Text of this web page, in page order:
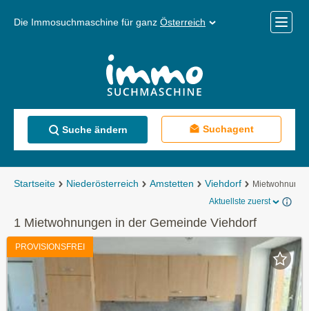
Die Immosuchmaschine für ganz Österreich
Menü
Suche ändern Suchagent
Startseite Niederösterreich Amstetten Viehdorf
Aktuellste zuerst
1 Mietwohnungen in der Gemeinde Viehdorf
PROVISIONSFREI